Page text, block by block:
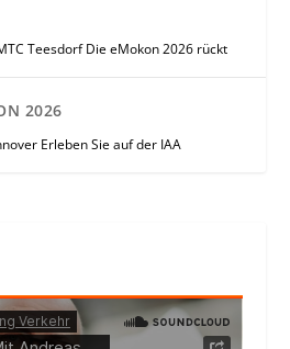
Teesdorf Die eMokon 2026 rückt
2026
Erleben Sie auf der IAA